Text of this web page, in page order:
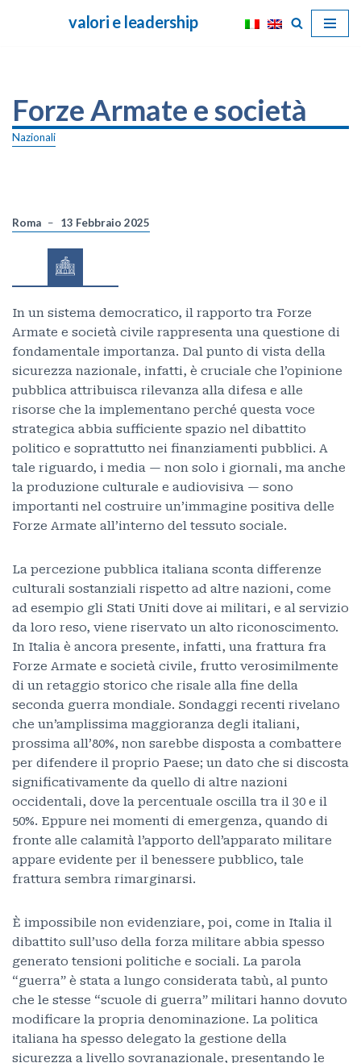
valori e leadership
Forze Armate e società
Nazionali
Roma 13 Febbraio 2025
In un sistema democratico, il rapporto tra Forze
Armate e società civile rappresenta una questione di
fondamentale importanza. Dal punto di vista della
sicurezza nazionale, infatti, è cruciale che l’opinione
pubblica attribuisca rilevanza alla difesa e alle
risorse che la implementano perché questa voce
strategica abbia sufficiente spazio nel dibattito
politico e soprattutto nei finanziamenti pubblici. A
tale riguardo, i media — non solo i giornali, ma anche
la produzione culturale e audiovisiva — sono
importanti nel costruire un’immagine positiva delle
Forze Armate all’interno del tessuto sociale.
La percezione pubblica italiana sconta differenze
culturali sostanziali rispetto ad altre nazioni, come
ad esempio gli Stati Uniti dove ai militari, e al servizio
da loro reso, viene riservato un alto riconoscimento.
In Italia è ancora presente, infatti, una frattura fra
Forze Armate e società civile, frutto verosimilmente
di un retaggio storico che risale alla fine della
seconda guerra mondiale. Sondaggi recenti rivelano
che un’amplissima maggioranza degli italiani,
prossima all’80%, non sarebbe disposta a combattere
per difendere il proprio Paese; un dato che si discosta
significativamente da quello di altre nazioni
occidentali, dove la percentuale oscilla tra il 30 e il
50%. Eppure nei momenti di emergenza, quando di
fronte alle calamità l’apporto dell’apparato militare
appare evidente per il benessere pubblico, tale
frattura sembra rimarginarsi.
È impossibile non evidenziare, poi, come in Italia il
dibattito sull’uso della forza militare abbia spesso
generato tensioni politiche e sociali. La parola
“guerra” è stata a lungo considerata tabù, al punto
che le stesse “scuole di guerra” militari hanno dovuto
modificare la propria denominazione. La politica
italiana ha spesso delegato la gestione della
sicurezza a livello sovranazionale, presentando le